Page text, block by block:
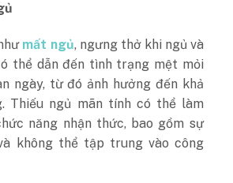
mất ngủ, ngưng thở khi ngủ và
thể dẫn đến tình trạng mệt mỏi
ngày, từ đó ảnh hưởng đến khả
Thiếu ngủ mãn tính có thể làm
năng nhận thức, bao gồm sự
không thể tập trung vào công